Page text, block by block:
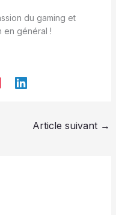
du gaming et
en général !
Article suivant →